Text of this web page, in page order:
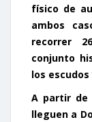
físico de
ambos
recorrer
conjunto
los
A partir de
lleguen a